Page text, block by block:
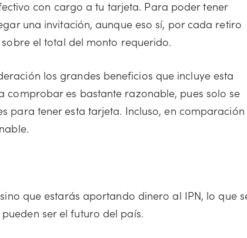
con cargo a tu tarjeta. Para poder tener
una invitación, aunque eso sí, por cada retiro
el total del monto requerido.
los grandes beneficios que incluye esta
comprobar es bastante razonable, pues solo se
para tener esta tarjeta. Incluso, en comparación
que estarás aportando dinero al IPN, lo que
ser el futuro del país.